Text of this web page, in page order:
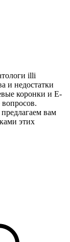
illi
и недостатки
коронки и E-
вам
этих